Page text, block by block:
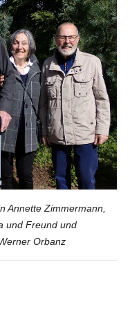
Annette Zimmermann,
und Freund und
Orbanz